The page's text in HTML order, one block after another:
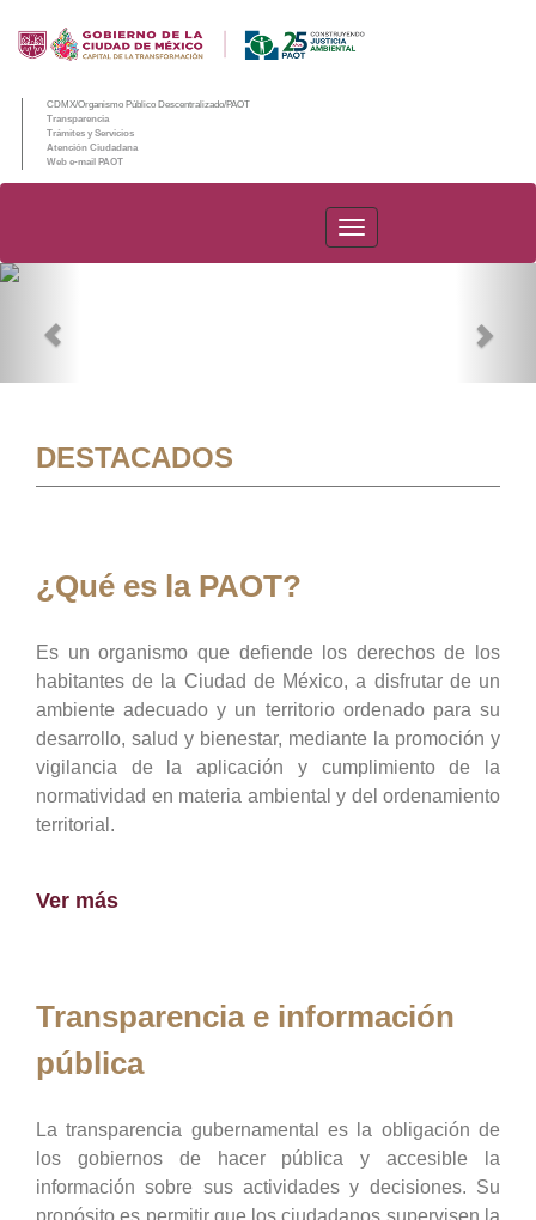
CDMX/Organismo Público Descentralizado/PAOT
Transparencia
Trámites y Servicios
Atención Ciudadana
Web e-mail PAOT
PAOT
DESTACADOS
¿Qué es la PAOT?
Es un organismo que defiende los derechos de los
habitantes de la Ciudad de México, a disfrutar de un
ambiente adecuado y un territorio ordenado para su
desarrollo, salud y bienestar, mediante la promoción y
vigilancia de la aplicación y cumplimiento de la
normatividad en materia ambiental y del ordenamiento
territorial.
Ver más
Transparencia e información
pública
La transparencia gubernamental es la obligación de
los gobiernos de hacer pública y accesible la
información sobre sus actividades y decisiones. Su
propósito es permitir que los ciudadanos supervisen la